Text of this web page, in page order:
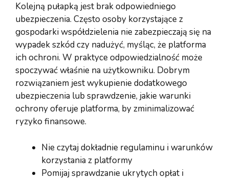
Kolejną pułapką jest brak odpowiedniego
ubezpieczenia. Często osoby korzystające z
gospodarki współdzielenia nie zabezpieczają się na
wypadek szkód czy nadużyć, myśląc, że platforma
ich ochroni. W praktyce odpowiedzialność może
spoczywać właśnie na użytkowniku. Dobrym
rozwiązaniem jest wykupienie dodatkowego
ubezpieczenia lub sprawdzenie, jakie warunki
ochrony oferuje platforma, by zminimalizować
ryzyko finansowe.
Nie czytaj dokładnie regulaminu i warunków
korzystania z platformy
Pomijaj sprawdzanie ukrytych opłat i